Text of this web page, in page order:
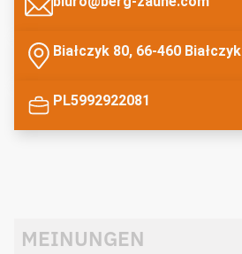
Białczyk 80, 66-460 Białczyk
PL5992922081
MEINUNGEN